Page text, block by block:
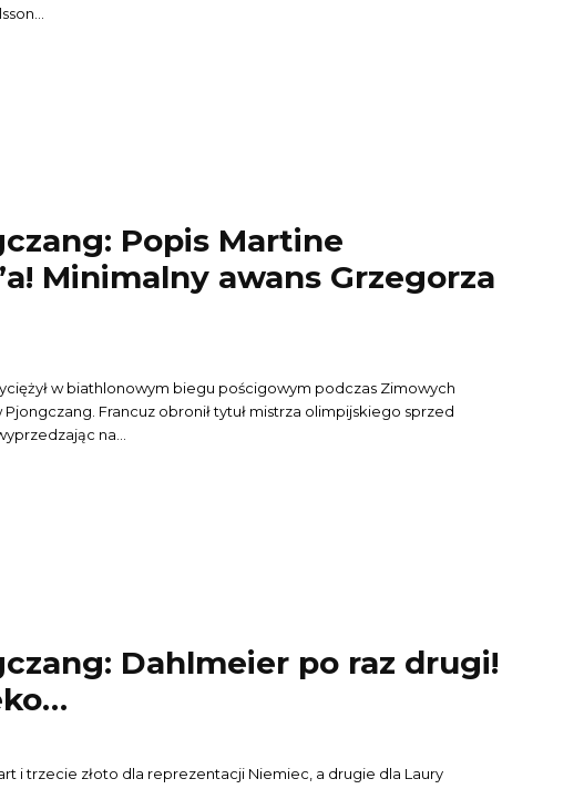
Popis Martine
Minimalny awans Grzegorza
w biathlonowym biegu pościgowym podczas Zimowych
Francuz obronił tytuł mistrza olimpijskiego sprzed
na...
Dahlmeier po raz drugi!
i trzecie złoto dla reprezentacji Niemiec, a drugie dla Laury